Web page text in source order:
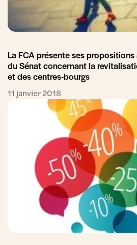
La FCA présente ses
du Sénat concernant la
et des centres-bourgs
11 janvier 2018